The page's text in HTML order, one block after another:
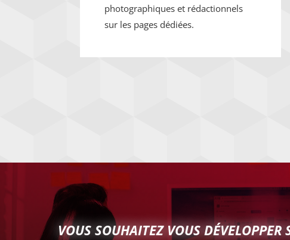
photographiques et rédactionnels
sur les pages dédiées.
VOUS SOUHAITEZ VOUS DÉVELOPPER